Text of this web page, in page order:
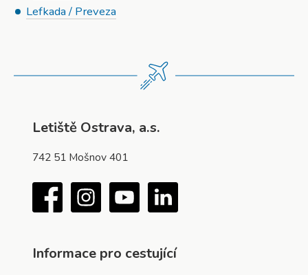
Lefkada / Preveza
Letiště Ostrava, a.s.
742 51 Mošnov 401
Facebook Instagram YouTube
Informace pro cestující